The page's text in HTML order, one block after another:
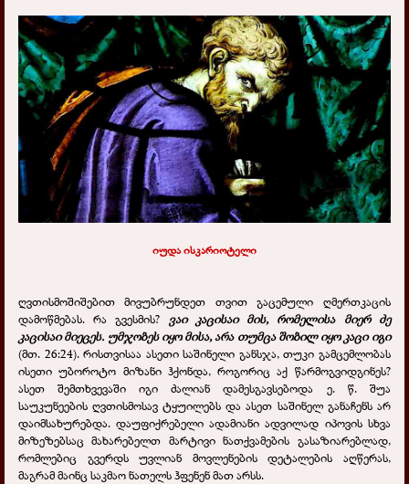
იუდა ისკარიოტელი
ღვთისმოშიშებით მივუბრუნდეთ თვით გაცემული ღმერთკაცის
დამოწმებას. რა გვესმის? ვაი კაცისაი მის, რომელისა მიერ ძე
კაცისაი მიეცეს. უმჯობეს იყო მისა, არა თუმცა შობილ იყო კაცი იგი
(მთ. 26:24). რისთვისაა ასეთი საშინელი განსჯა, თუკი გამცემლობას
ისეთი უბოროტო მიზანი ჰქონდა, როგორიც აქ წარმოგვიდგინეს?
ასეთ შემთხვევაში იგი ძალიან დამესგავსებოდა ე. წ. შუა
საუკუნეების ღვთისმოსავ ტყუილებს და ასეთ საშინელ განაჩენს არ
დაიმსახურებდა. დაუფიქრებელი ადამიანი ადვილად იპოვის სხვა
მიზეზებსაც მახარებელთ მარტივი ნათქვამების გასაზიარებლად,
რომლებიც გვერდს უვლიან მოვლენების დეტალების აღწერას,
მაგრამ მაინც საკმაო ნათელს ჰფენენ მათ არსს.